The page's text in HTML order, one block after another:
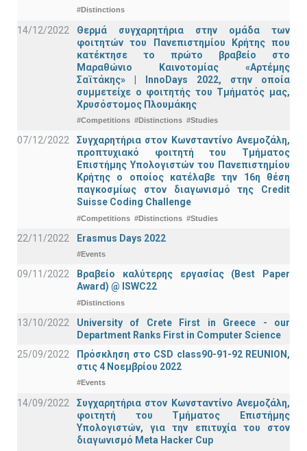
#Distinctions
14/12/2022
Θερμά συγχαρητήρια στην ομάδα των
φοιτητών του Πανεπιστημίου Κρήτης που
κατέκτησε το πρώτο βραβείο στο
Μαραθώνιο Καινοτομίας «Αρτέμης
Σαϊτάκης» | InnoDays 2022, στην οποία
συμμετείχε ο φοιτητής του Τμήματός μας,
Χρυσόστομος Πλουμάκης
#Competitions #Distinctions #Studies
07/12/2022
Συγχαρητήρια στον Κωνσταντίνο Ανεμοζάλη,
προπτυχιακό φοιτητή του Τμήματος
Επιστήμης Υπολογιστών του Πανεπιστημίου
Κρήτης ο οποίος κατέλαβε την 16η θέση
παγκοσμίως στον διαγωνισμό της Credit
Suisse Coding Challenge
#Competitions #Distinctions #Studies
22/11/2022 Erasmus Days 2022
#Events
09/11/2022
Βραβείο καλύτερης εργασίας (Best Paper
Award) @ ISWC22
#Distinctions
13/10/2022
University of Crete First in Greece - our
Department Ranks First in Computer Science
25/09/2022
Πρόσκληση στο CSD class90-91-92 REUNION,
στις 4 Νοεμβρίου 2022
#Events
14/09/2022
Συγχαρητήρια στον Κωνσταντίνο Ανεμοζάλη,
φοιτητή του Τμήματος Επιστήμης
Υπολογιστών, για την επιτυχία του στον
διαγωνισμό Meta Hacker Cup